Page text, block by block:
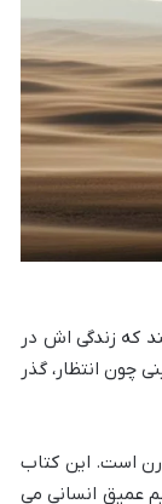
که زندگی اش در
چون انتظار، گذر
است. این کتاب
عمیق انسانی می